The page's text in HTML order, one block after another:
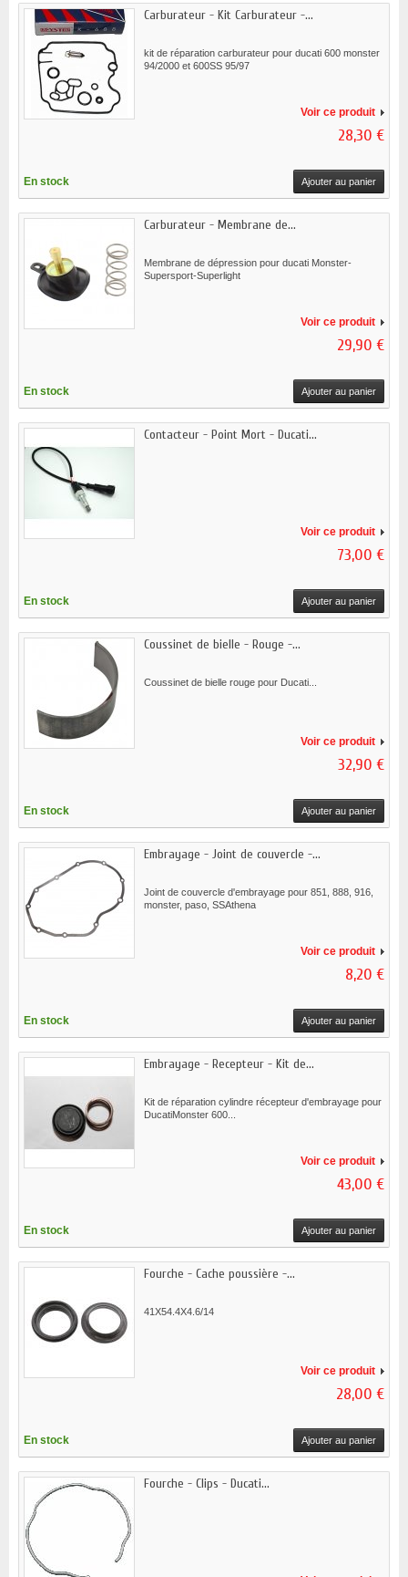
Carburateur - Kit Carburateur -...
kit de réparation carburateur pour ducati 600 monster
94/2000 et 600SS 95/97
Voir ce produit
28,30 €
En stock Ajouter au panier
Carburateur - Membrane de...
Membrane de dépression pour ducati Monster-
Supersport-Superlight
Voir ce produit
29,90 €
En stock Ajouter au panier
Contacteur - Point Mort - Ducati...
Voir ce produit
73,00 €
En stock Ajouter au panier
Coussinet de bielle - Rouge -...
Coussinet de bielle rouge pour Ducati...
Voir ce produit
32,90 €
En stock Ajouter au panier
Embrayage - Joint de couvercle -...
Joint de couvercle d'embrayage pour 851, 888, 916,
monster, paso, SSAthena
Voir ce produit
8,20 €
En stock Ajouter au panier
Embrayage - Recepteur - Kit de...
Kit de réparation cylindre récepteur d'embrayage pour
DucatiMonster 600...
Voir ce produit
43,00 €
En stock Ajouter au panier
Fourche - Cache poussière -...
41X54.4X4.6/14
Voir ce produit
28,00 €
En stock Ajouter au panier
Fourche - Clips - Ducati...